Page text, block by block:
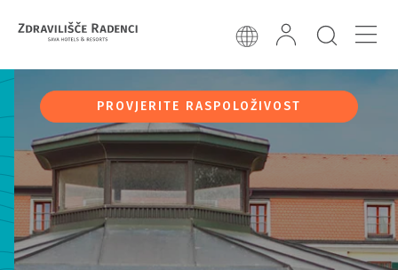
PROVJERITE RASPOLOŽIVOST